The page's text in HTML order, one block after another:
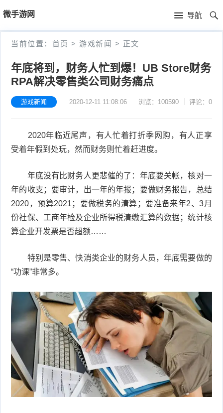
微手游网 导航
首
页
首
当前位置： 首页 > 游戏新闻 > 正文
年底将到，财务人忙到爆！UB Store财务
RPA解决零售类公司财务痛点
游戏新闻 2020-12-11 11:08:06 浏览：100590 评论：0
2020年临近尾声，有人忙着打折季网购，有人正享
受着年假到处玩，然而财务则忙着赶进度。
年底没有比财务人更悲催的了：年底要关帐，核对一
年的收支；要审计，出一年的年报；要做财务报告，总结
2020，预算2021；要做税务的清算；要准备来年2、3月
份社保、工商年检及企业所得税清缴汇算的数据；统计核
算企业开发票是否超额……
特别是零售、快消类企业的财务人员，年底需要做的
“功课”非常多。